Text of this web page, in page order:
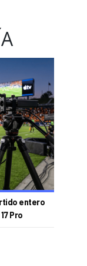
entero
Pro